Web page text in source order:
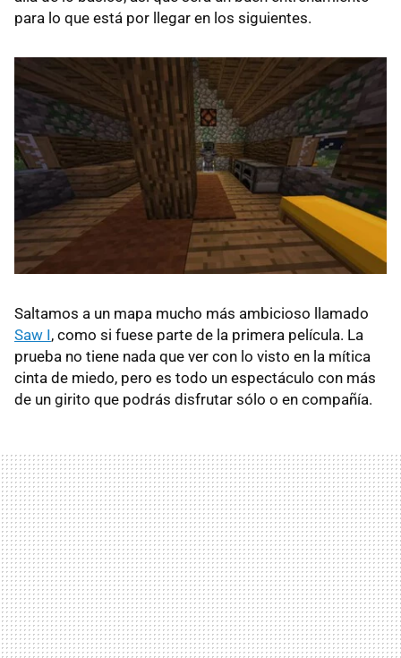
para lo que está por llegar en los siguientes.
Saltamos a un mapa mucho más ambicioso llamado
Saw I, como si fuese parte de la primera película. La
prueba no tiene nada que ver con lo visto en la mítica
cinta de miedo, pero es todo un espectáculo con más
de un girito que podrás disfrutar sólo o en compañía.